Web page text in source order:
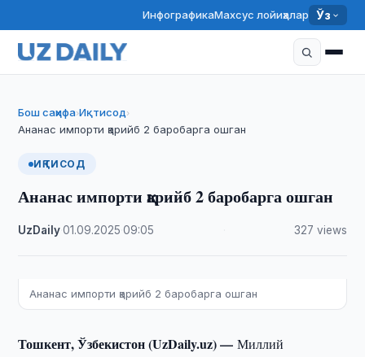
ИнфографикаМахсус лойиҳалар Ўз
Бош саҳифа›Иқтисод›
Ананас импорти қарийб 2 баробарга ошган
ИҚТИСОД
Ананас импорти қарийб 2 баробарга ошган
UzDaily·01.09.2025 ·09:05 327 views
Ананас импорти қарийб 2 баробарга ошган
Тошкент, Ўзбекистон (UzDaily.uz) —Миллий